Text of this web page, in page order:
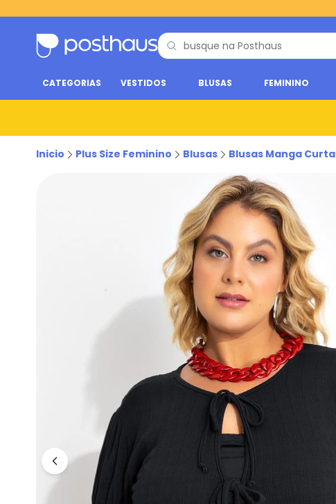
CATEGORIAS VESTIDOS BLUSAS FEMININO
Inicio Plus Size Feminino Blusas Blusas Manga Curta